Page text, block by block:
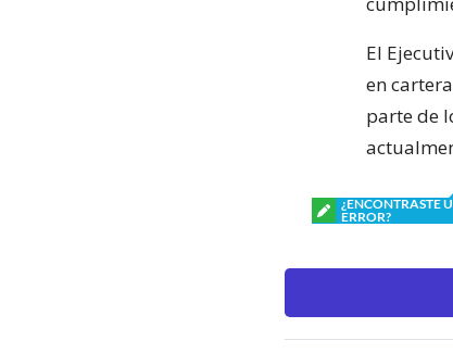
El
en
parte de
¿ENCONTRASTE
ERROR?